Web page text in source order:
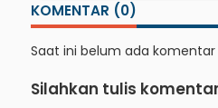
KOMENTAR (0)
Saat ini belum ada komentar
Silahkan tulis